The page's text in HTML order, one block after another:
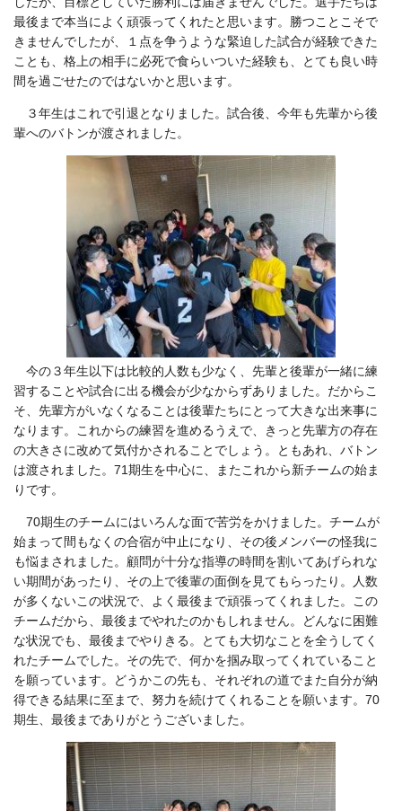
最後まで本当によく頑張ってくれたと思います。勝つことこそで
きませんでしたが、１点を争うような緊迫した試合が経験できた
ことも、格上の相手に必死で食らいついた経験も、とても良い時
間を過ごせたのではないかと思います。
３年生はこれで引退となりました。試合後、今年も先輩から後
輩へのバトンが渡されました。
今の３年生以下は比較的人数も少なく、先輩と後輩が一緒に練
習することや試合に出る機会が少なからずありました。だからこ
そ、先輩方がいなくなることは後輩たちにとって大きな出来事に
なります。これからの練習を進めるうえで、きっと先輩方の存在
の大きさに改めて気付かされることでしょう。ともあれ、バトン
は渡されました。71期生を中心に、またこれから新チームの始ま
りです。
70期生のチームにはいろんな面で苦労をかけました。チームが
始まって間もなくの合宿が中止になり、その後メンバーの怪我に
も悩まされました。顧問が十分な指導の時間を割いてあげられな
い期間があったり、その上で後輩の面倒を見てもらったり。人数
が多くないこの状況で、よく最後まで頑張ってくれました。この
チームだから、最後までやれたのかもしれません。どんなに困難
な状況でも、最後までやりきる。とても大切なことを全うしてく
れたチームでした。その先で、何かを掴み取ってくれていること
を願っています。どうかこの先も、それぞれの道でまた自分が納
得できる結果に至まで、努力を続けてくれることを願います。70
期生、最後までありがとうございました。